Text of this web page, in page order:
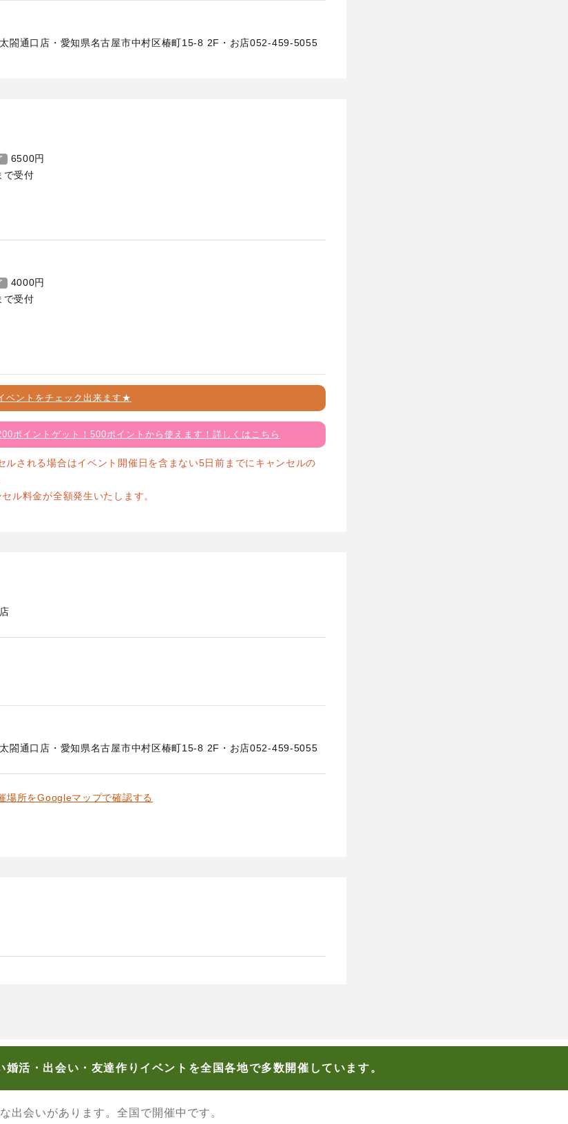
閤通口店・愛知県名古屋市中村区椿町15-8 2F・お店052-459-5055
6500円
で受付
4000円
で受付
ベントをチェック出来ます★
ポイントゲット！500ポイントから使えます！詳しくはこちら
ルされる場合はイベント開催日を含まない5日前までにキャンセルの
ル料金が全額発生いたします。
閤通口店・愛知県名古屋市中村区椿町15-8 2F・お店052-459-5055
場所をGoogleマップで確認する
活・出会い・友達作りイベントを全国各地で多数開催しています。
出会いがあります。全国で開催中です。